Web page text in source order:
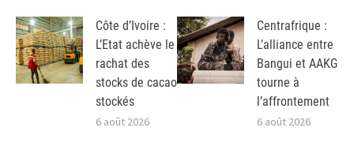
Côte d’Ivoire :
L’Etat achève le
rachat des
stocks de cacao
stockés
6 août 2026
Centrafrique :
L’alliance entre
Bangui et AAKG
tourne à
l’affrontement
6 août 2026